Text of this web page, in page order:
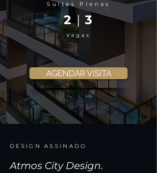
Suítes Plenas
2| 3
Vagas
AGENDAR VISITA
DESIGN ASSINADO
Atmos City Design.